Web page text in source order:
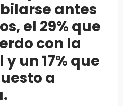
antes
el 29% que
con la
un 17% que
a